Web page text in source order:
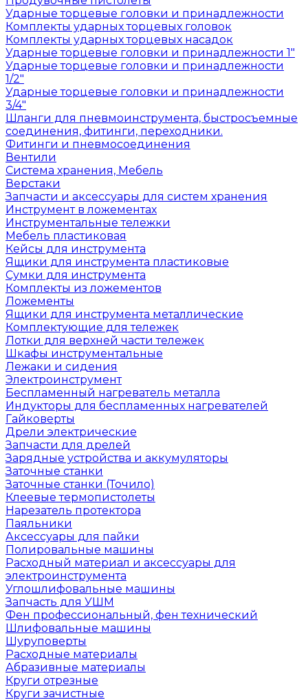
Ударные торцевые головки и принадлежности
Комплекты ударных торцевых головок
Комплекты ударных торцевых насадок
Ударные торцевые головки и принадлежности 1"
Ударные торцевые головки и принадлежности
1/2"
Ударные торцевые головки и принадлежности
3/4"
Шланги для пневмоинструмента, быстросъемные
соединения, фитинги, переходники.
Фитинги и пневмосоединения
Вентили
Система хранения, Мебель
Верстаки
Запчасти и аксессуары для систем хранения
Инструмент в ложементах
Инструментальные тележки
Мебель пластиковая
Кейсы для инструмента
Ящики для инструмента пластиковые
Сумки для инструмента
Комплекты из ложементов
Ложементы
Ящики для инструмента металлические
Комплектующие для тележек
Лотки для верхней части тележек
Шкафы инструментальные
Лежаки и сидения
Электроинструмент
Беспламенный нагреватель металла
Индукторы для беспламенных нагревателей
Гайковерты
Дрели электрические
Запчасти для дрелей
Зарядные устройства и аккумуляторы
Заточные станки
Заточные станки (Точило)
Клеевые термопистолеты
Нарезатель протектора
Паяльники
Аксессуары для пайки
Полировальные машины
Расходный материал и аксессуары для
электроинструмента
Углошлифовальные машины
Запчасть для УШМ
Фен профессиональный, фен технический
Шлифовальные машины
Шуруповерты
Расходные материалы
Абразивные материалы
Круги отрезные
Круги зачистные